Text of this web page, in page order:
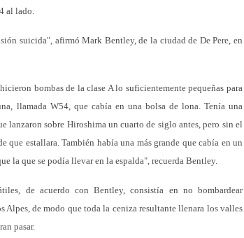
al lado.
suicida", afirmó Mark Bentley, de la ciudad de De Pere, en
bombas de la clase A lo suficientemente pequeñas para
llamada W54, que cabía en una bolsa de lona. Tenía una
lanzaron sobre Hiroshima un cuarto de siglo antes, pero sin el
que estallara. También había una más grande que cabía en un
la que se podía llevar en la espalda", recuerda Bentley.
de acuerdo con Bentley, consistía en no bombardear
Alpes, de modo que toda la ceniza resultante llenara los valles
pasar.